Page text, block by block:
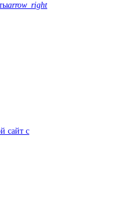
arrow_right
сайт с